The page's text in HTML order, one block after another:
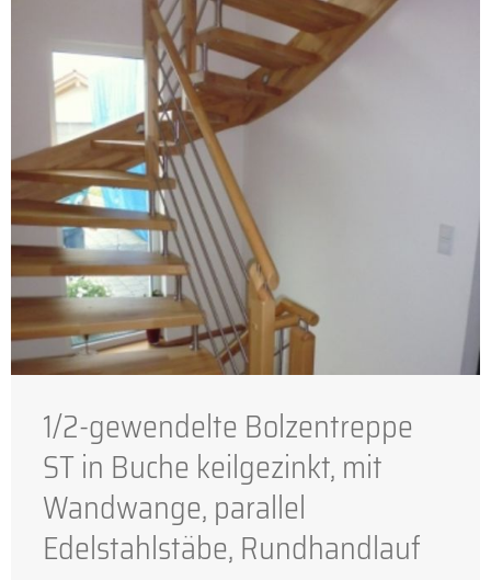
1/2-gewendelte Bolzentreppe
ST in Buche keilgezinkt, mit
Wandwange, parallel
Edelstahlstäbe, Rundhandlauf